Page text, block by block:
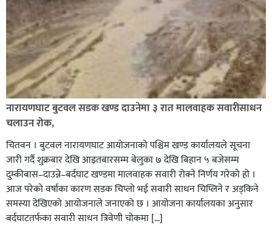
नारायणघाट बुटवल सडक खण्ड दाउनेमा ३ रात मालवाहक सवारीसाधन
चलाउन रोक,
चितवन । बुटवल नारायणघाट आयोजनाको पश्चिम खण्ड कार्यालयले सूचना
जारी गर्दै शुक्रबार देखि आइतबारसम्म बेलुका ७ देखि बिहान ५ बजेसम्म
दुम्कीबास–दाउन्ने–बर्दघाट खण्डमा मालवाहक सवारी रोक्ने निर्णय गरेको हो ।
आज परेको वर्षाका कारण सडक चिप्लो भई सवारी साधन चिप्लिने र अड्किने
समस्या देखिएको आयोजनाले जनाएको छ । आयोजना कार्यालयका अनुसार
बर्दघाटतर्फका सवारी साधन त्रिवेणी चोकमा […]